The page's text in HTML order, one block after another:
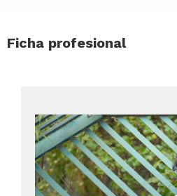
Ficha profesional